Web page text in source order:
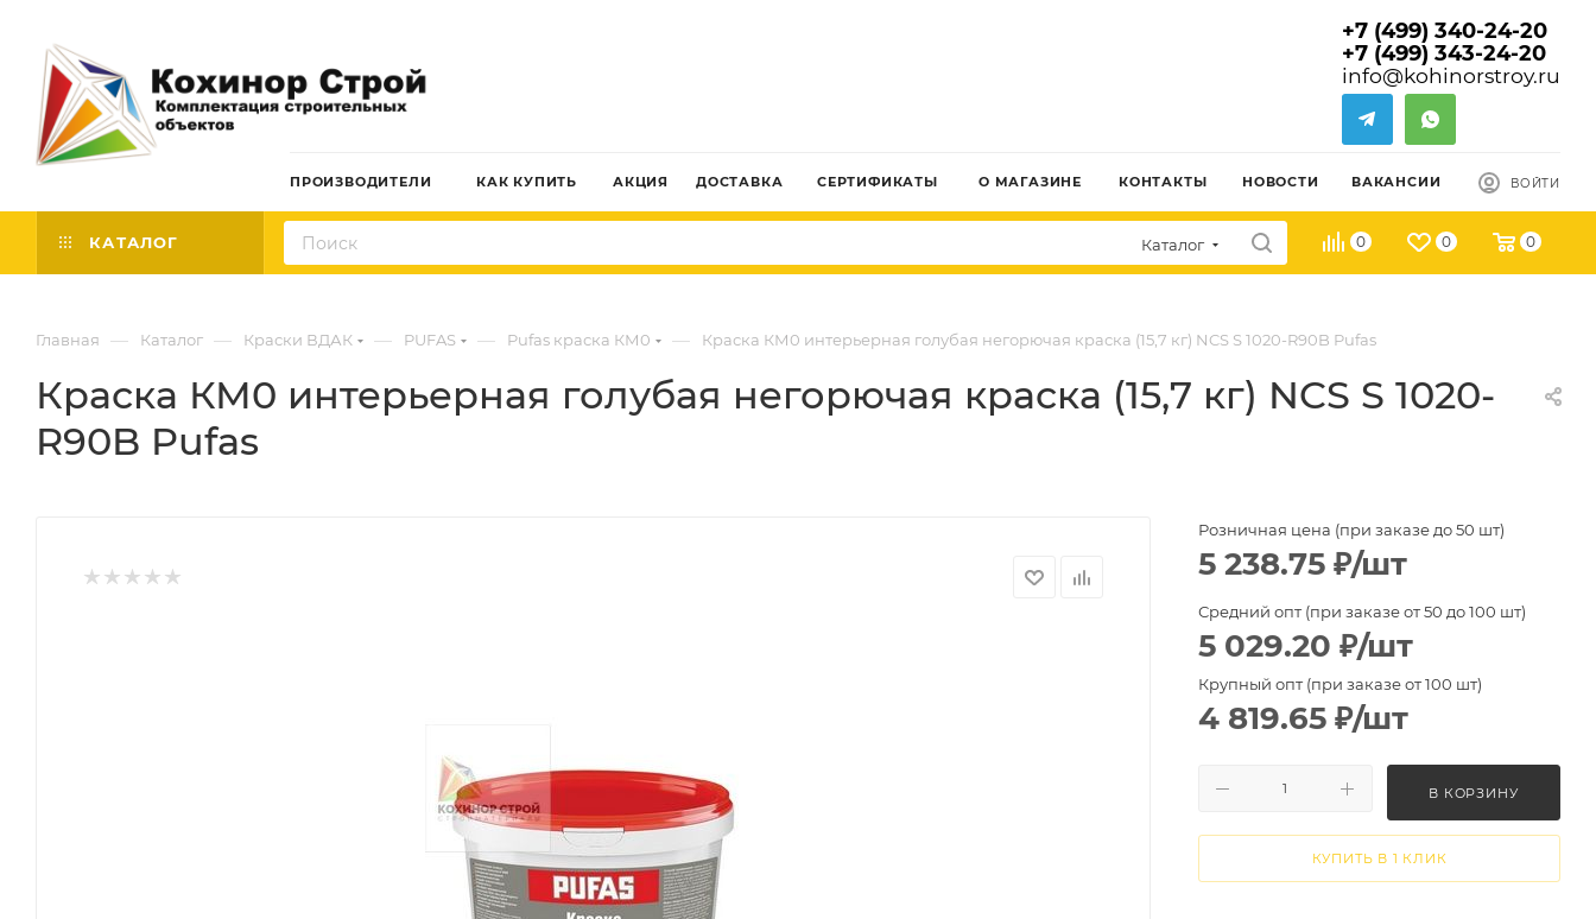
+7 (499) 340-24-20
+7 (499) 343-24-20
info@kohinorstroy.ru
ПРОИЗВОДИТЕЛИ КАК КУПИТЬ АКЦИЯ ДОСТАВКА СЕРТИФИКАТЫ О МАГАЗИНЕ КОНТАКТЫ НОВОСТИ ВАКАНСИИ ВОЙТИ
КАТАЛОГ Каталог 0 0 0
Главная — Каталог — Краски ВДАК — PUFAS — Pufas краска КМ0 — Краска КМ0 интерьерная голубая негорючая краска (15,7 кг) NCS S 1020-R90B Pufas
Краска КМ0 интерьерная голубая негорючая краска (15,7 кг) NCS S 1020-
R90B Pufas
Розничная цена (при заказе до 50 шт)
5 238.75 ₽/шт
Средний опт (при заказе от 50 до 100 шт)
5 029.20 ₽/шт
Крупный опт (при заказе от 100 шт)
4 819.65 ₽/шт
В КОРЗИНУ
КУПИТЬ В 1 КЛИК